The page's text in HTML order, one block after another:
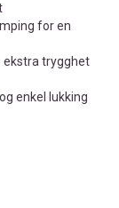
for en
trygghet
enkel lukking